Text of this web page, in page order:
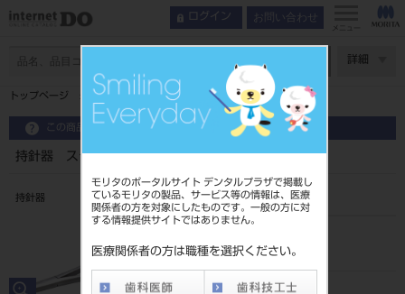
モリタのポータルサイト デンタルプラザで掲載し
ているモリタの製品、サービス等の情報は、医療
関係者の方を対象にしたものです。一般の方に対
する情報提供サイトではありません。
医療関係者の方は職種を選択ください。
ログイン お問い合わせ
メニュー
詳細
トップページ 持針器 スティル
この商品に関するお問い合わせ
持針器 スティル
持針器
201010249
標準価格